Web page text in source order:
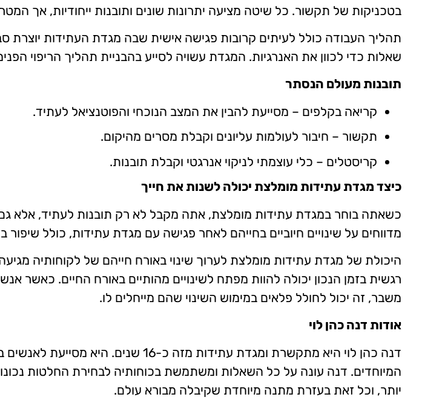
בטכניקות של תקשור. כל שיטה מציעה יתרונות שונים ותובנות ייחודיות, אך
תהליך העבודה כולל לעיתים קרובות פגישה אישית שבה מגדת העתידות
שאלות כדי לכוון את האנרגיות. המגדת עשויה לסייע בהבניית תהליך הריפוי
תובנות מעולם הנסתר
קריאה בקלפים – מסייעת להבין את המצב הנוכחי והפוטנציאל לעתיד.
תקשור – חיבור לעולמות עליונים וקבלת מסרים מהיקום.
קריסטלים – כלי עוצמתי לניקוי אנרגטי וקבלת תובנות.
כיצד מגדת עתידות מומלצת יכולה לשנות את חייך
כשאתה בוחר במגדת עתידות מומלצת, אתה מקבל לא רק תובנות לעתיד, אלא גם
מדווחים על שינויים חיוביים בחייהם לאחר פגישה עם מגדת עתידות, כולל שיפור
היכולת של מגדת עתידות מומלצת לערוך שינוי באורח חייהם של לקוחותיה
רגשית בזמן הנכון יכולה להוות מפתח לשינויים מהותיים באורח החיים. כאשר
משבר, זה יכול לחולל פלאים במימוש השינוי שהם מייחלים לו.
אודות דנה כהן לוי
דנה כהן לוי היא מתקשרת ומגדת עתידות
המיוחדים. דנה עונה על כל השאלות ומשתמשת בכוחותיה לבחירת החלטות
יותר, וכל זאת בעזרת מתנה מיוחדת שקיבלה מבורא עולם.